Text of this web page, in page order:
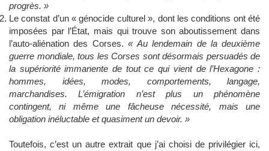
progrès. »
Le constat d’un « génocide culturel », dont les conditions ont été
imposées par l’État, mais qui trouve son aboutissement dans
l’auto-aliénation des Corses. « Au lendemain de la deuxième
guerre mondiale, tous les Corses sont désormais persuadés de
la supériorité immanente de tout ce qui vient de l’Hexagone :
hommes, idées, modes, comportements, langage,
marchandises. L’émigration n’est plus un phénomène
contingent, ni même une fâcheuse nécessité, mais une
obligation inéluctable et quasiment un devoir. »
Toutefois, c’est un autre extrait que j’ai choisi de privilégier ici,